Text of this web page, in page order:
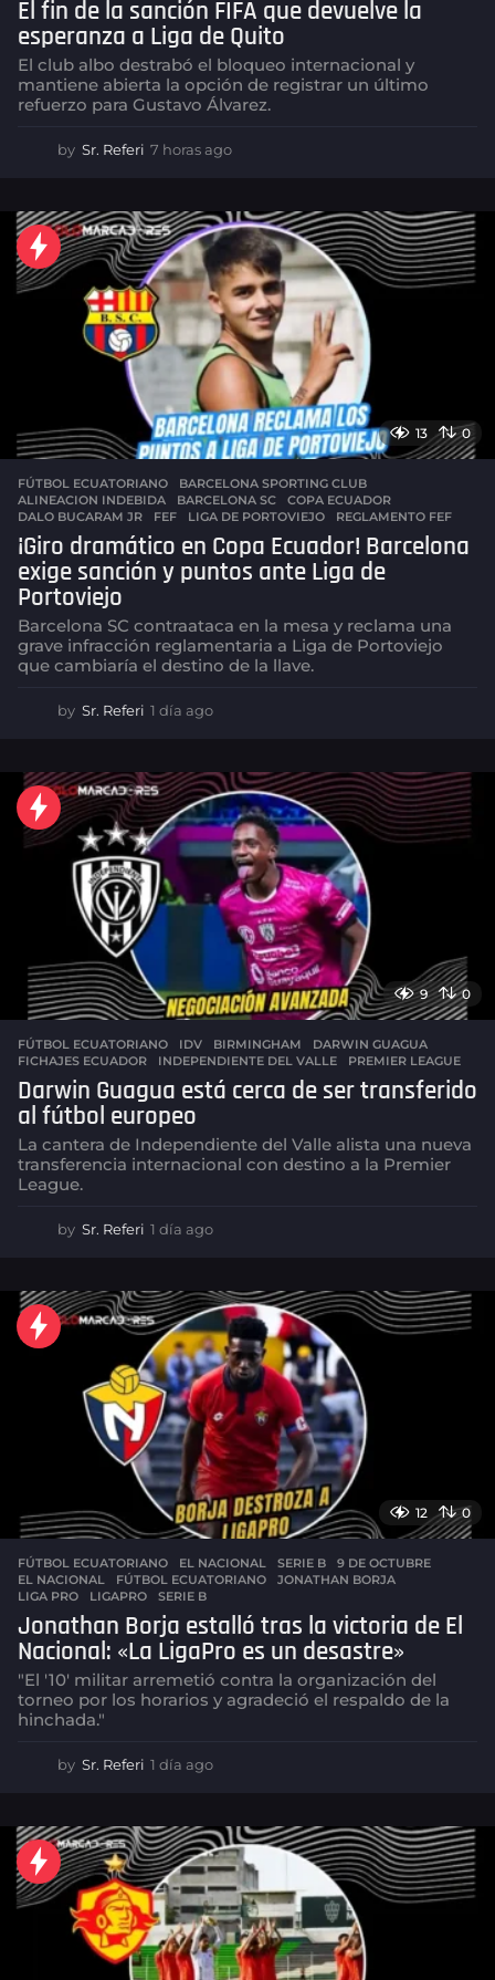
El fin de la sanción FIFA que devuelve la
esperanza a Liga de Quito
El club albo destrabó el bloqueo internacional y
mantiene abierta la opción de registrar un último
refuerzo para Gustavo Álvarez.
by Sr. Referi 7 horas ago
r
a
a
g
o
13 0
FÚTBOL ECUATORIANO ,BARCELONA SPORTING CLUB
ALINEACION INDEBIDA
,BARCELONA SC ,COPA ECUADOR
DALO BUCARAM JR
,FEF ,LIGA DE PORTOVIEJO ,REGLAMENTO FEF
¡Giro dramático en Copa Ecuador! Barcelona
exige sanción y puntos ante Liga de
Portoviejo
Barcelona SC contraataca en la mesa y reclama una
grave infracción reglamentaria a Liga de Portoviejo
que cambiaría el destino de la llave.
by Sr. Referi 1 día ago
a
a
g
o
9 0
FÚTBOL ECUATORIANO ,IDV BIRMINGHAM ,DARWIN GUAGUA
FICHAJES ECUADOR
,INDEPENDIENTE DEL VALLE ,PREMIER LEAGUE
Darwin Guagua está cerca de ser transferido
al fútbol europeo
La cantera de Independiente del Valle alista una nueva
transferencia internacional con destino a la Premier
League.
by Sr. Referi 1 día ago
a
a
g
o
12 0
FÚTBOL ECUATORIANO ,EL NACIONAL ,SERIE B 9 DE OCTUBRE
EL NACIONAL
,FÚTBOL ECUATORIANO ,JONATHAN BORJA
LIGA PRO
,LIGAPRO ,SERIE B
Jonathan Borja estalló tras la victoria de El
Nacional: «La LigaPro es un desastre»
"El '10' militar arremetió contra la organización del
torneo por los horarios y agradeció el respaldo de la
hinchada."
by Sr. Referi 1 día ago
a
a
g
o